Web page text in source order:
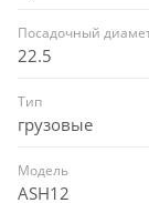
Посадочный
22.5
Тип
грузовые
Модель
ASH12